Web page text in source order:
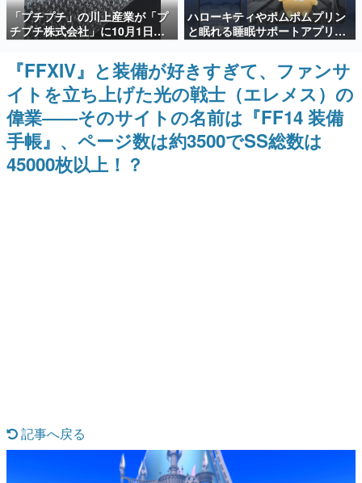
新世代に訊く
これからのデジタルゲーム市場を担う若きクリエイター達
の姿を追い、彼らのルーツと情熱を探っていきます。
ゲーム世代の作家たち
ゲームに多大な影響を受けた作家さんに取材し、ゲームが
日本のコンテンツ産業やカルチャーに与えた影響を探る企
画です。
日本モバイルゲーム産業史
日本のモバイルゲーム史における主要なトピック・タイト
ルを網羅するほか、開発者へのインタビューや識者による
解説を掲載。約20年の歴史が一望できる決定版！
特集記事
「プチプチ」の川上産業が「プ
チプチ株式会社」に10月1日よ
り社名変更へ。創業58年で初め
ての変更で、“プチッ”と鳴るお
なじみの緩衝材が会社の名前に
ハローキティやポムポムプリン
と眠れる睡眠サポートアプリ
『ゆめたび』が配信中。キャラ
ごとのASMRや目覚ましアラー
ムも搭載
『FFXIV』と装備が好きすぎて、ファンサ
イトを立ち上げた光の戦士（エレメス）の
偉業――そのサイトの名前は『FF14 装備
手帳』、ページ数は約3500でSS総数は
45000枚以上！？
記事へ戻る